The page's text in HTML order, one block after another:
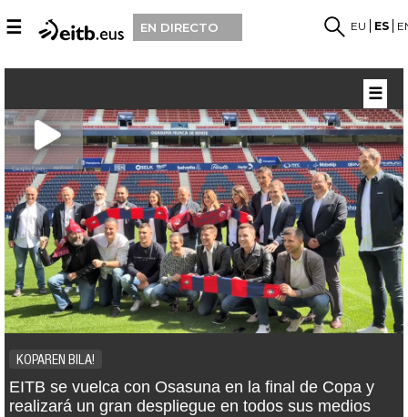
☰ EN DIRECTO EU ES
KOPAREN BILA!
EITB se vuelca con Osasuna en la final de Copa y
realizará un gran despliegue en todos sus medios
☰